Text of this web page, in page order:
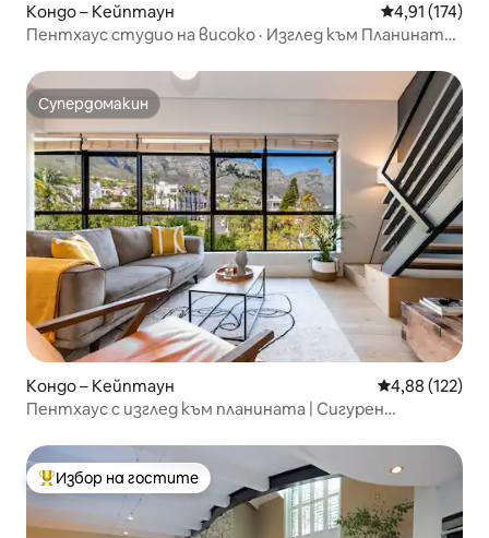
Кондо – Кейптаун Средна
4,91 (174)
Пентхаус студио на високо · Изглед към Планината
Супердомакин
Супердомакин
Кондо – Кейптаун Средна
4,88 (122)
Пентхаус с изглед към планината | Сигурен
Най-популярен избор на гостите
Избор на гостите